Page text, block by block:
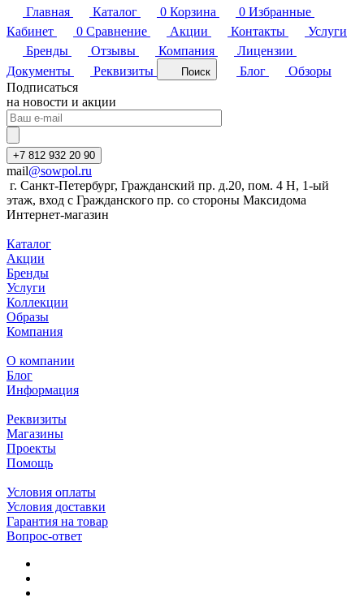
Главная Каталог 0 Корзина 0 Избранные
Кабинет
0 Сравнение Акции Контакты
Услуги
Бренды
Отзывы Компания
Лицензии
Документы
Реквизиты Поиск Блог
Обзоры
Подписаться
на новости и акции
+7 812 932 20 90
mail@sowpol.ru
г. Санкт-Петербург, Гражданский пр. д.20, пом. 4 Н, 1-ый
этаж, вход с Гражданского пр. со стороны Максидома
Интернет-магазин
Каталог
Акции
Бренды
Услуги
Коллекции
Образы
Компания
О компании
Блог
Информация
Реквизиты
Магазины
Проекты
Помощь
Условия оплаты
Условия доставки
Гарантия на товар
Вопрос-ответ